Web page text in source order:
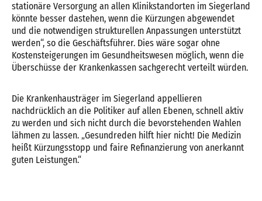
stationäre Versorgung an allen Klinikstandorten im Siegerland
könnte besser dastehen, wenn die Kürzungen abgewendet
und die notwendigen strukturellen Anpassungen unterstützt
werden“, so die Geschäftsführer. Dies wäre sogar ohne
Kostensteigerungen im Gesundheitswesen möglich, wenn die
Überschüsse der Krankenkassen sachgerecht verteilt würden.
Die Krankenhausträger im Siegerland appellieren
nachdrücklich an die Politiker auf allen Ebenen, schnell aktiv
zu werden und sich nicht durch die bevorstehenden Wahlen
lähmen zu lassen. „Gesundreden hilft hier nicht! Die Medizin
heißt Kürzungsstopp und faire Refinanzierung von anerkannt
guten Leistungen.“